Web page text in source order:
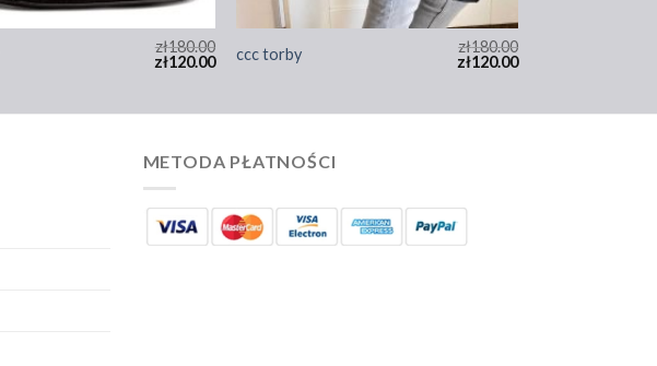
zł180.00
zł120.00 ccc torby zł180.00
zł120.00
METODA PŁATNOŚCI